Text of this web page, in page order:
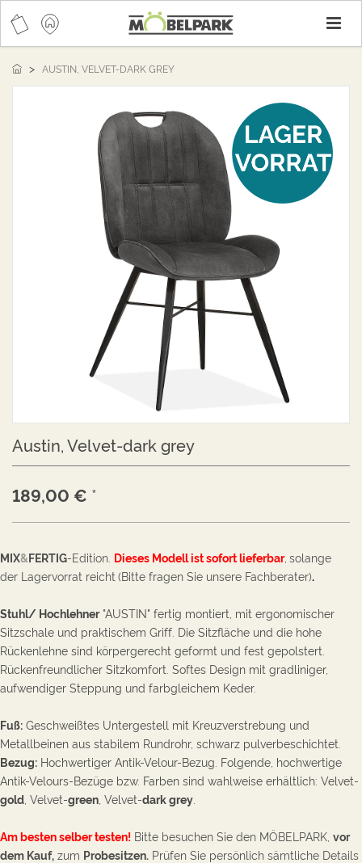
AUSTIN, VELVET-DARK GREY
Austin, Velvet-dark grey
189,00 € *
MIX&FERTIG-Edition. Dieses Modell ist sofort lieferbar, solange
der Lagervorrat reicht (Bitte fragen Sie unsere Fachberater).
Stuhl/ Hochlehner"AUSTIN" fertig montiert, mit ergonomischer
Sitzschale und praktischem Griff. Die Sitzfläche und die hohe
Rückenlehne sind körpergerecht geformt und fest gepolstert.
Rückenfreundlicher Sitzkomfort. Softes Design mit gradliniger,
aufwendiger Steppung und farbgleichem Keder.
Fuß: Geschweißtes Untergestell mit Kreuzverstrebung und
Metallbeinen aus stabilem Rundrohr, schwarz pulverbeschichtet.
Bezug: Hochwertiger Antik-Velour-Bezug. Folgende, hochwertige
Antik-Velours-Bezüge bzw. Farben sind wahlweise erhältlich: Velvet-
gold , Velvet-green , Velvet-dark grey
Am besten selber testen! Bitte besuchen Sie den MÖBELPARK, vor
dem Kauf, zum Probesitzen. Prüfen Sie persönlich sämtliche Details